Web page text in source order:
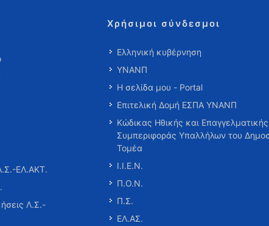
ΕΛ.ΑΚΤ.
Λ.Σ.-
Χρήσιμοι σύνδεσμοι
Ελληνική κυβέρνηση
ΥΝΑΝΠ
Η σελίδα μου - Portal
Επιτελική Δομή ΕΣΠΑ ΥΝΑΝΠ
Κώδικας Ηθικής και Επαγγελματικής
Συμπεριφοράς Υπαλλήλων του
Τομέα
Ι.Ι.Ε.Ν.
Π.Ο.Ν.
Π.Σ.
ΕΛ.ΑΣ.